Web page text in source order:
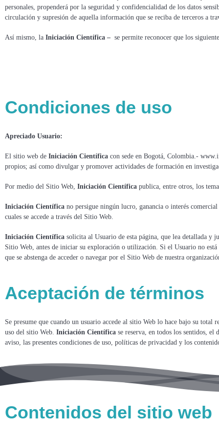
personales, propenderá por la seguridad y confidencialidad de los datos
circulación y supresión de aquella información que se reciba de terceros a
Así mismo, la Iniciación Científica – se permite reconocer que los
Condiciones de uso
Apreciado Usuario:
El sitio web de Iniciación Científica con sede en Bogotá, Colombia.-
propios; así como divulgar y promover actividades de formación en
Por medio del Sitio Web, Iniciación Científica publica, entre otros, los
Iniciación Científica no persigue ningún lucro, ganancia o interés
cuales se accede a través del Sitio Web.
Iniciación Científica solicita al Usuario de esta página, que lea detallada y
Sitio Web, antes de iniciar su exploración o utilización. Si el Usuario no
que se abstenga de acceder o navegar por el Sitio Web de nuestra
Aceptación de términos
Se presume que cuando un usuario accede al sitio Web lo hace bajo su
uso del sitio Web. Iniciación Científica se reserva, en todos los sentidos,
aviso, las presentes condiciones de uso, políticas de privacidad y los
Contenidos del sitio web